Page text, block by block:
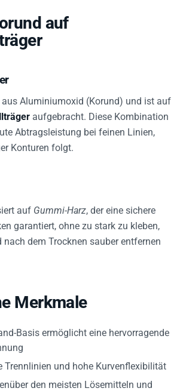
auf
aus Aluminiumoxid (Korund) und ist auf
aufgebracht. Diese Kombination
Abtragsleistung bei feinen Linien,
Konturen folgt.
auf Gummi-Harz, der eine sichere
garantiert, ohne zu stark zu kleben,
dem Trocknen sauber entfernen
Merkmale
Basis ermöglicht eine hervorragende
Trennlinien und hohe Kurvenflexibilität
den meisten Lösemitteln und